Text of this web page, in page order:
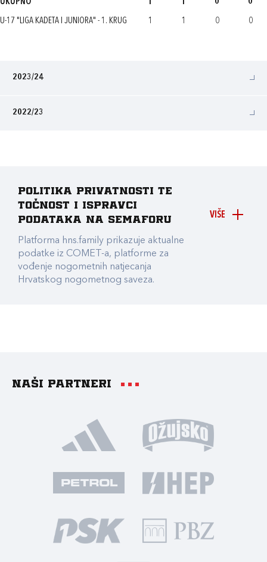
UKUPNO 1 1 0 0
U-17 "LIGA KADETA I JUNIORA" - 1. KRUG 1 1 0 0
2023/24
2022/23
VIŠE
Politika privatnosti te
točnost i ispravci
podataka na Semaforu
Platforma hns.family prikazuje aktualne
podatke iz COMET-a, platforme za
vođenje nogometnih natjecanja
Hrvatskog nogometnog saveza.
Naši partneri